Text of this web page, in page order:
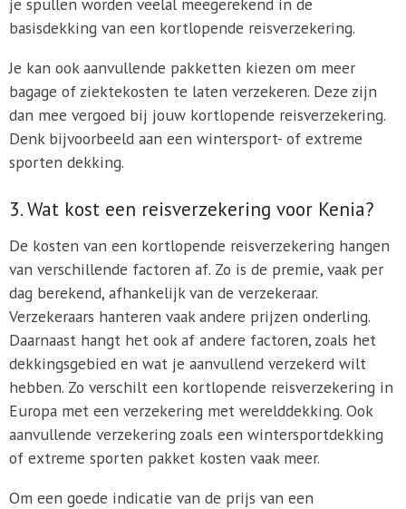
je spullen worden veelal meegerekend in de
basisdekking van een kortlopende reisverzekering.
Je kan ook aanvullende pakketten kiezen om meer
bagage of ziektekosten te laten verzekeren. Deze zijn
dan mee vergoed bij jouw kortlopende reisverzekering.
Denk bijvoorbeeld aan een wintersport- of extreme
sporten dekking.
3. Wat kost een reisverzekering voor Kenia?
De kosten van een kortlopende reisverzekering hangen
van verschillende factoren af. Zo is de premie, vaak per
dag berekend, afhankelijk van de verzekeraar.
Verzekeraars hanteren vaak andere prijzen onderling.
Daarnaast hangt het ook af andere factoren, zoals het
dekkingsgebied en wat je aanvullend verzekerd wilt
hebben. Zo verschilt een kortlopende reisverzekering in
Europa met een verzekering met werelddekking. Ook
aanvullende verzekering zoals een wintersportdekking
of extreme sporten pakket kosten vaak meer.
Om een goede indicatie van de prijs van een